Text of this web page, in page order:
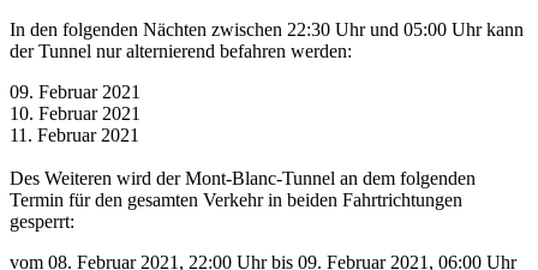
In den folgenden Nächten zwischen 22:30 Uhr und 05:00 Uhr kann
der Tunnel nur alternierend befahren werden:
09. Februar 2021
10. Februar 2021
11. Februar 2021
Des Weiteren wird der Mont­-Blanc-­Tunnel an dem folgenden
Termin für den gesamten Verkehr in beiden Fahrtrichtungen
gesperrt:
vom 08. Februar 2021, 22:00 Uhr bis 09. Februar 2021, 06:00 Uhr